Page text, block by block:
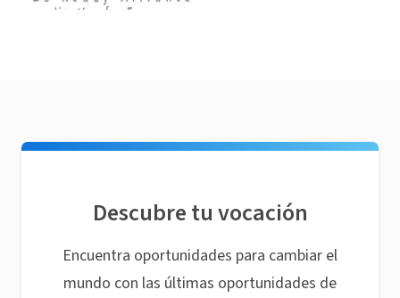
Descubre tu vocación
Encuentra oportunidades para cambiar el
mundo con las últimas oportunidades de